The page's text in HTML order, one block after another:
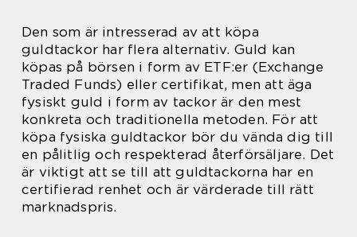
Den som är intresserad av att köpa
guldtackor har flera alternativ. Guld kan
köpas på börsen i form av ETF:er (Exchange
Traded Funds) eller certifikat, men att äga
fysiskt guld i form av tackor är den mest
konkreta och traditionella metoden. För att
köpa fysiska guldtackor bör du vända dig till
en pålitlig och respekterad återförsäljare. Det
är viktigt att se till att guldtackorna har en
certifierad renhet och är värderade till rätt
marknadspris.